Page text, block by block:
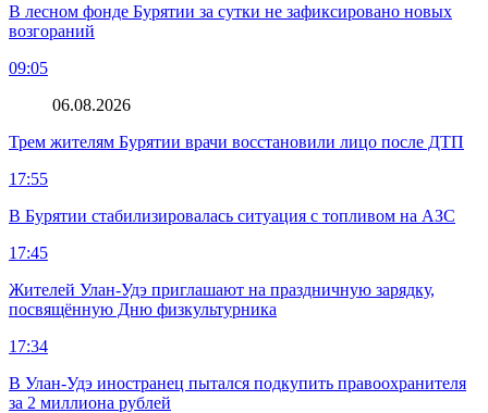
В лесном фонде Бурятии за сутки не зафиксировано новых
возгораний
09:05
06.08.2026
Трем жителям Бурятии врачи восстановили лицо после ДТП
17:55
В Бурятии стабилизировалась ситуация с топливом на АЗС
17:45
Жителей Улан-Удэ приглашают на праздничную зарядку,
посвящённую Дню физкультурника
17:34
В Улан-Удэ иностранец пытался подкупить правоохранителя
за 2 миллиона рублей